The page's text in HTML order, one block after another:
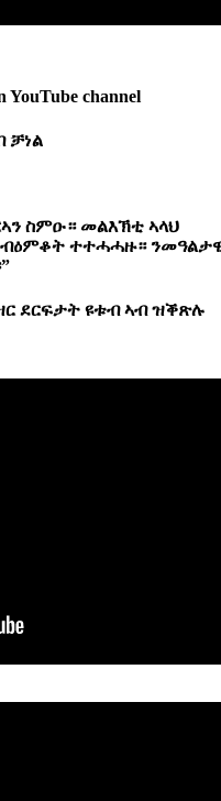
YouTube channel
ቻነል
ስምዑ። መልእኽቲ ኣላህ
ተተሓሓዙ።
ደርፍታት ዩቱብ ኣብ ዝቕጽሉ